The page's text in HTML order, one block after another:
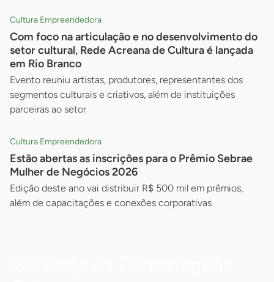
Cultura Empreendedora
Com foco na articulação e no desenvolvimento do
setor cultural, Rede Acreana de Cultura é lançada
em Rio Branco
Evento reuniu artistas, produtores, representantes dos
segmentos culturais e criativos, além de instituições
parceiras ao setor
Cultura Empreendedora
Estão abertas as inscrições para o Prêmio Sebrae
Mulher de Negócios 2026
Edição deste ano vai distribuir R$ 500 mil em prêmios,
além de capacitações e conexões corporativas